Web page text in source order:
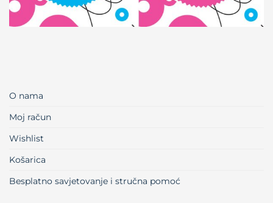
O nama
Moj račun
Wishlist
Košarica
Besplatno savjetovanje i stručna pomoć